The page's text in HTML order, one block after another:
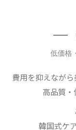
低価格
費用を抑えながら
高品質・
韓国式ケ